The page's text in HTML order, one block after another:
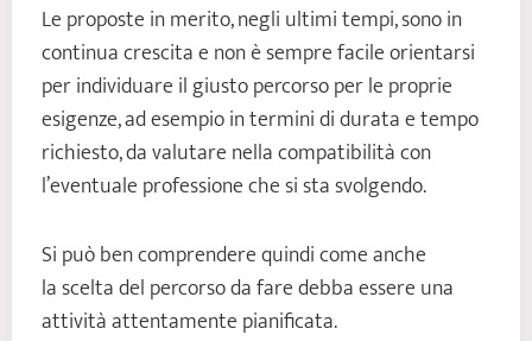
Le proposte in merito, negli ultimi tempi, sono in
continua crescita e non è sempre facile orientarsi
per individuare il giusto percorso per le proprie
esigenze, ad esempio in termini di durata e tempo
richiesto, da valutare nella compatibilità con
l’eventuale professione che si sta svolgendo.
Si può ben comprendere quindi come anche
la scelta del percorso da fare debba essere una
attività attentamente pianificata.